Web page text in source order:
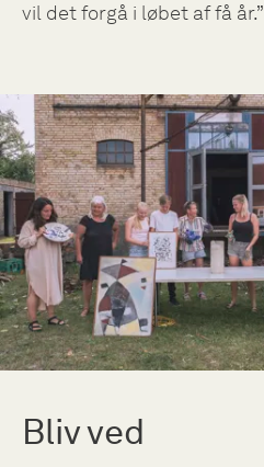
vil det forgå i løbet af få år.”
Bliv ved